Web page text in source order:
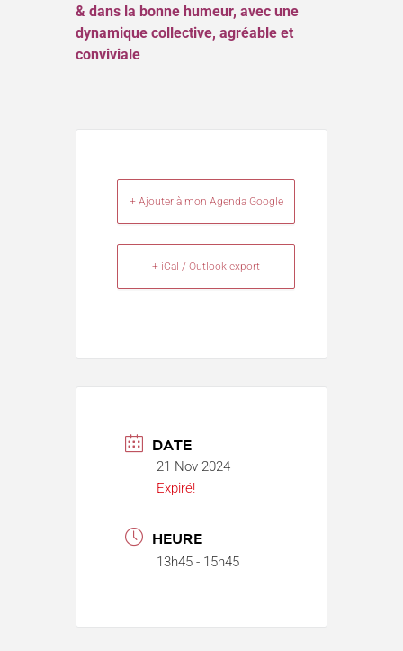
& dans la bonne humeur, avec une
dynamique collective, agréable et
conviviale
+ Ajouter à mon Agenda Google
+ iCal / Outlook export
DATE
21 Nov 2024
Expiré!
HEURE
13h45 - 15h45